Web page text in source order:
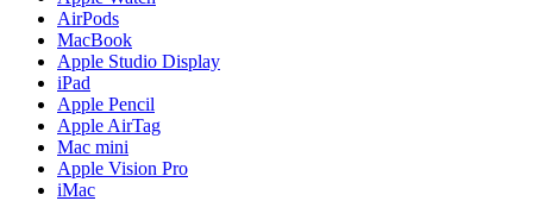
AirPods
MacBook
Apple Studio Display
iPad
Apple Pencil
Apple AirTag
Mac mini
Apple Vision Pro
iMac